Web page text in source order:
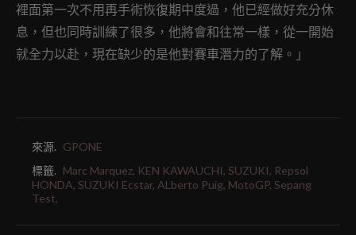
裡面第一次不用再手術恢復期中度過，他已經做好充分休
息，但也同時訓練了很多，他將會和往常一樣，從一開始
就全力以赴，現在缺少的是他對賽車潛力的了解。」
來源. GPONE
標籤. Marc Marquez, KEN KAWAUCHI, SUZUKI, Repsol
HONDA, SUZUKI Ecstar, ALberto Puig, MotoGP, Sepang
Test,